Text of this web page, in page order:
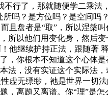
了，那就随便学二乘法
吗？是方位吗？是空间
盘者是“取”，所以涅槃
以他们用变化身，然后
继续护持正法，跟随著
根本不知道这个心体是
，没有实证这个实际法
虚无缥缈，祂是世界一
离题又离谱。你“理”是